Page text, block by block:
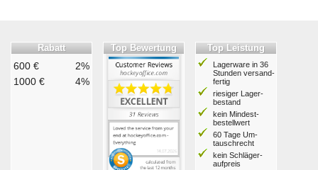
Rabatt
600 €
2%
1000 €
4%
Top Bewertung Top Leistung
Lagerware in 36
Stunden ver­sand­
fertig
riesiger Lager­
bestand
kein Mindest­
bestell­wert
60 Tage Um­
tausch­recht
kein Schläger­
aufpreis